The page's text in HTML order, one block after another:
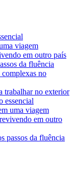
viagem
em outro país
da fluência
no
trabalhar no exterior
essencial
uma viagem
em outro
passos da fluência